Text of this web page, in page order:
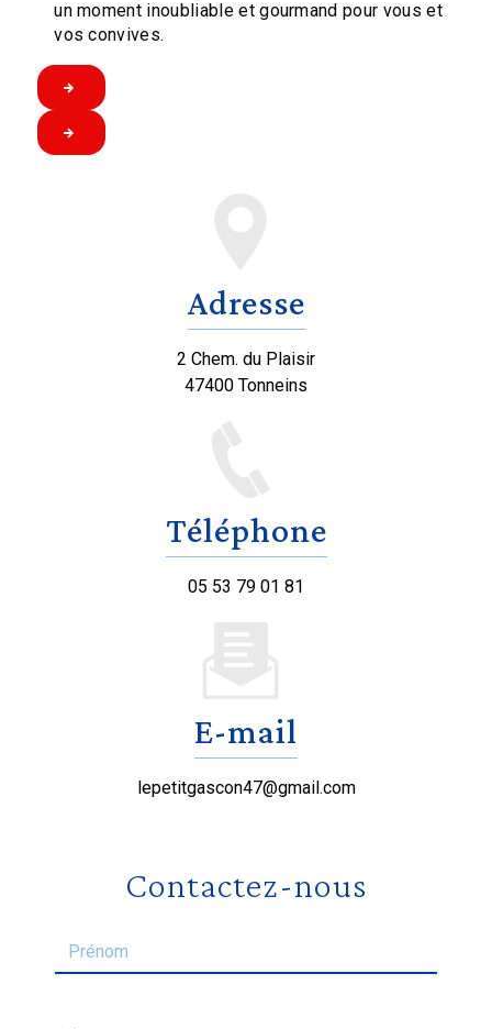
un moment inoubliable et gourmand pour vous et
vos convives.
Adresse
2 Chem. du Plaisir
47400 Tonneins
Téléphone
05 53 79 01 81
E-mail
lepetitgascon47@gmail.com
Contactez-nous